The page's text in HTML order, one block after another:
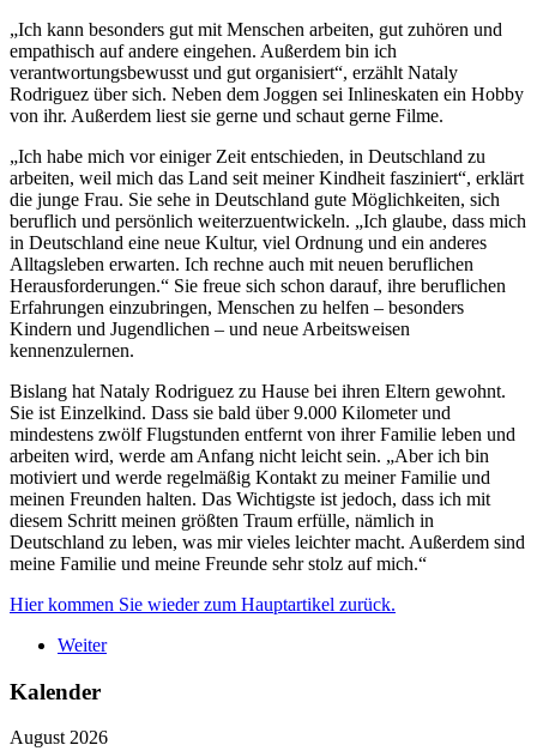
„Ich kann besonders gut mit Menschen arbeiten, gut zuhören und
empathisch auf andere eingehen. Außerdem bin ich
verantwortungsbewusst und gut organisiert“, erzählt Nataly
Rodriguez über sich. Neben dem Joggen sei Inlineskaten ein Hobby
von ihr. Außerdem liest sie gerne und schaut gerne Filme.
„Ich habe mich vor einiger Zeit entschieden, in Deutschland zu
arbeiten, weil mich das Land seit meiner Kindheit fasziniert“, erklärt
die junge Frau. Sie sehe in Deutschland gute Möglichkeiten, sich
beruflich und persönlich weiterzuentwickeln. „Ich glaube, dass mich
in Deutschland eine neue Kultur, viel Ordnung und ein anderes
Alltagsleben erwarten. Ich rechne auch mit neuen beruflichen
Herausforderungen.“ Sie freue sich schon darauf, ihre beruflichen
Erfahrungen einzubringen, Menschen zu helfen – besonders
Kindern und Jugendlichen – und neue Arbeitsweisen
kennenzulernen.
Bislang hat Nataly Rodriguez zu Hause bei ihren Eltern gewohnt.
Sie ist Einzelkind. Dass sie bald über 9.000 Kilometer und
mindestens zwölf Flugstunden entfernt von ihrer Familie leben und
arbeiten wird, werde am Anfang nicht leicht sein. „Aber ich bin
motiviert und werde regelmäßig Kontakt zu meiner Familie und
meinen Freunden halten. Das Wichtigste ist jedoch, dass ich mit
diesem Schritt meinen größten Traum erfülle, nämlich in
Deutschland zu leben, was mir vieles leichter macht. Außerdem sind
meine Familie und meine Freunde sehr stolz auf mich.“
Hier kommen Sie wieder zum Hauptartikel zurück.
Weiter
Kalender
August 2026